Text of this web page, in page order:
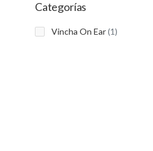
Categorías
Vincha On Ear(1)